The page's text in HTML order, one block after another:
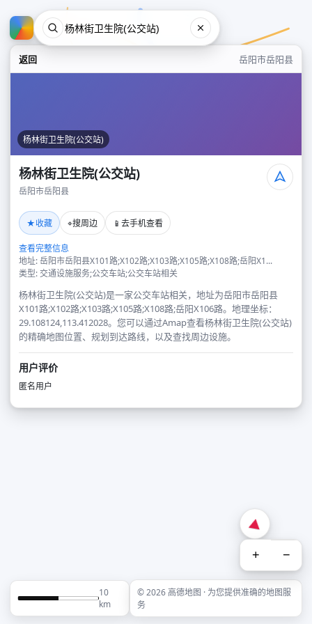
返回 岳阳市岳阳县
杨林街卫生院(公交站)
杨林街卫生院(公交站)
岳阳市岳阳县
★收藏 ⌖搜周边 📱 去手机查看
查看完整信息
地址: 岳阳市岳阳县X101路;X102路;X103路;X105路;X108路;岳阳X1...
类型: 交通设施服务;公交车站;公交车站相关
杨林街卫生院(公交站)是一家公交车站相关，地址为岳阳市岳阳县
X101路;X102路;X103路;X105路;X108路;岳阳X106路。地理坐标：
29.108124,113.412028。您可以通过Amap查看杨林街卫生院(公交站)
的精确地图位置、规划到达路线，以及查找周边设施。
用户评价
匿名用户
+ −
10
km
© 2026 高德地图 · 为您提供准确的地图服
务